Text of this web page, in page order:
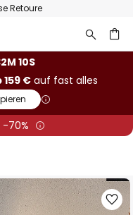
Retoure
09S
159 €auf fast alles
-70%